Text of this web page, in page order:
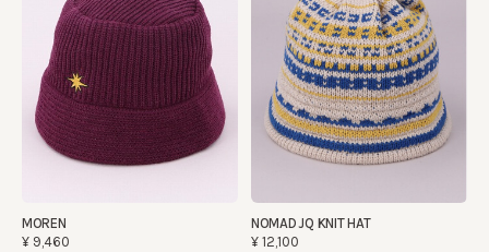
MOREN
¥9,460
NOMAD JQ KNIT HAT
¥12,100